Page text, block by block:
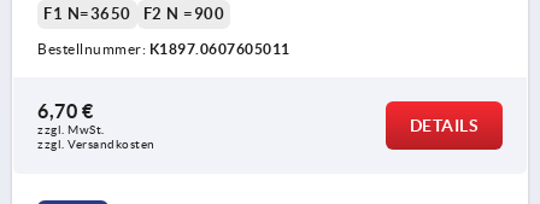
F1 N=3650
F2 N =900
Bestellnummer: K1897.0607605011
6,70 €
zzgl. MwSt.
zzgl. Versandkosten
DETAILS